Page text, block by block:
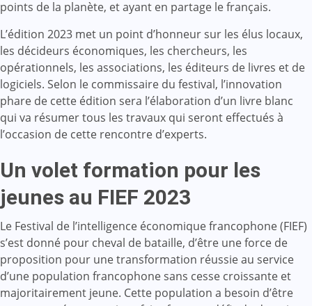
points de la planète, et ayant en partage le français.
L’édition 2023 met un point d’honneur sur les élus locaux,
les décideurs économiques, les chercheurs, les
opérationnels, les associations, les éditeurs de livres et de
logiciels. Selon le commissaire du festival, l’innovation
phare de cette édition sera l’élaboration d’un livre blanc
qui va résumer tous les travaux qui seront effectués à
l’occasion de cette rencontre d’experts.
Un volet formation pour les
jeunes au FIEF 2023
Le Festival de l’intelligence économique francophone (FIEF)
s’est donné pour cheval de bataille, d’être une force de
proposition pour une transformation réussie au service
d’une population francophone sans cesse croissante et
majoritairement jeune. Cette population a besoin d’être